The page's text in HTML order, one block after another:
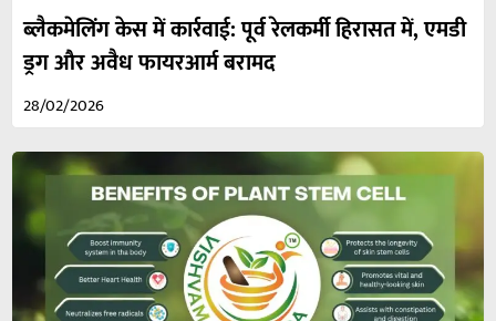
ब्लैकमेलिंग केस में कार्रवाई: पूर्व रेलकर्मी हिरासत में, एमडी
ड्रग और अवैध फायरआर्म बरामद
28/02/2026